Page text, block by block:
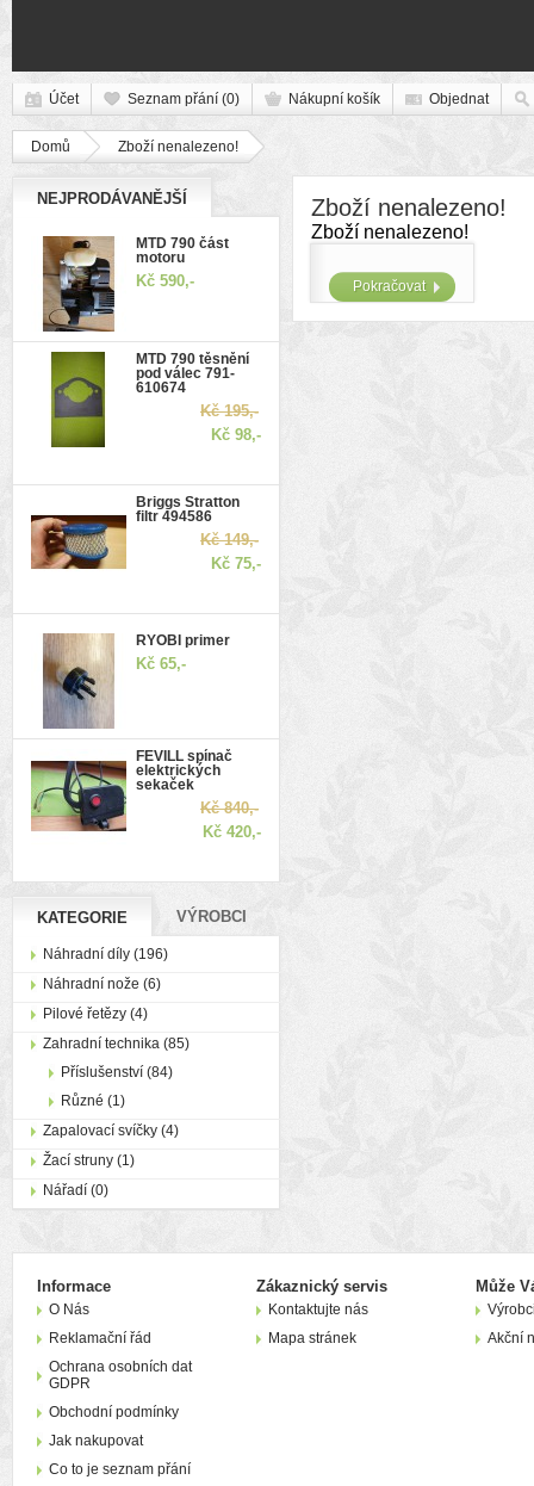
Účet Seznam přání (0) Nákupní košík Objednat
Domů Zboží nenalezeno!
NEJPRODÁVANĚJŠÍ
MTD 790 část
motoru
Kč 590,-
MTD 790 těsnění
pod válec 791-
610674
Kč 195,-
Kč 98,-
Briggs Stratton
filtr 494586
Kč 149,-
Kč 75,-
RYOBI primer
Kč 65,-
FEVILL spínač
elektrických
sekaček
Kč 840,-
Kč 420,-
KATEGORIE VÝROBCI
Náhradní díly (196)
Náhradní nože (6)
Pilové řetězy (4)
Zahradní technika (85)
Příslušenství (84)
Různé (1)
Zapalovací svíčky (4)
Žací struny (1)
Nářadí (0)
Zboží nenalezeno!
Zboží nenalezeno!
Pokračovat
Informace
O Nás
Reklamační řád
Ochrana osobních dat
GDPR
Obchodní podmínky
Jak nakupovat
Co to je seznam přání
Zákaznický servis
Kontaktujte nás
Mapa stránek
Může
Akční